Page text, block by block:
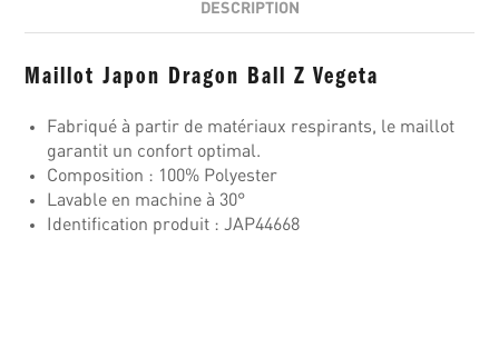
DESCRIPTION
Maillot Japon Dragon Ball Z Vegeta
Fabriqué à partir de matériaux respirants, le maillot
garantit un confort optimal.
Composition : 100% Polyester
Lavable en machine à 30°
Identification produit : JAP44668